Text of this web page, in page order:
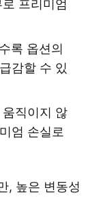
프리미엄
록 옵션의
감할 수 있
직이지 않
엄 손실로
, 높은 변동성